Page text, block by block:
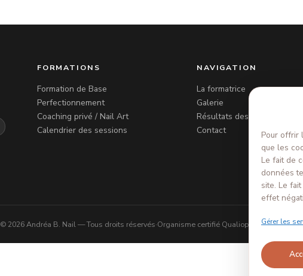
Pour offrir
que les
Le fait de
données
site. Le
effet
Gérer les
FORMATIONS
Formation de Base
Perfectionnement
Coaching privé / Nail Art
Calendrier des sessions
NAVIGATION
La formatrice
Galerie
Résultats des formations
Contact
© 2026 Andréa B. Nail — Tous droits réservés·Organisme certifié Qualiopi N°6625·